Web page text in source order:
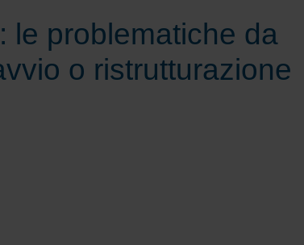
le problematiche da
o ristrutturazione